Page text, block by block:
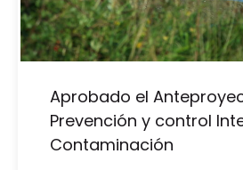
Aprobado el
Prevención y control
Contaminación